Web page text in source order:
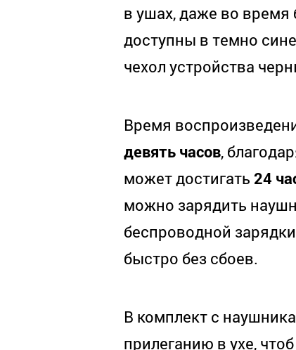
в ушах, даже во
доступны в темно
чехол устройства
Время
девять часов,
может достигать 24
можно зарядить
беспроводной
быстро без сбоев.
В комплект с
прилеганию в ухе,